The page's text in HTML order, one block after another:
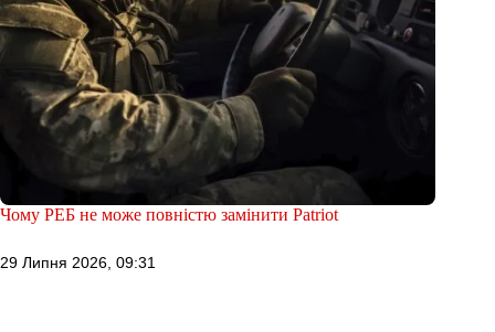
Чому РЕБ не може повністю замінити Patriot
29 Липня 2026, 09:31